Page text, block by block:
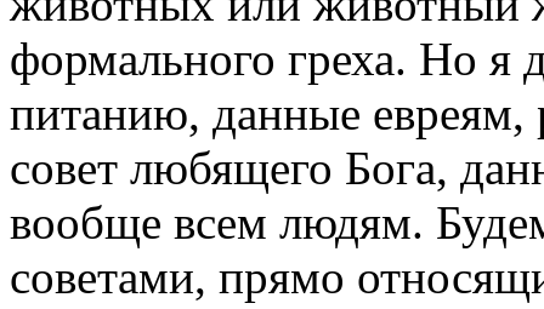
формального греха. Но я
питанию, данные евреям,
совет любящего Бога,
вообще всем людям.
советами, прямо